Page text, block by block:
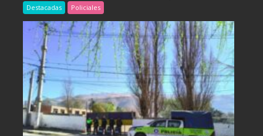
Destacadas Policiales